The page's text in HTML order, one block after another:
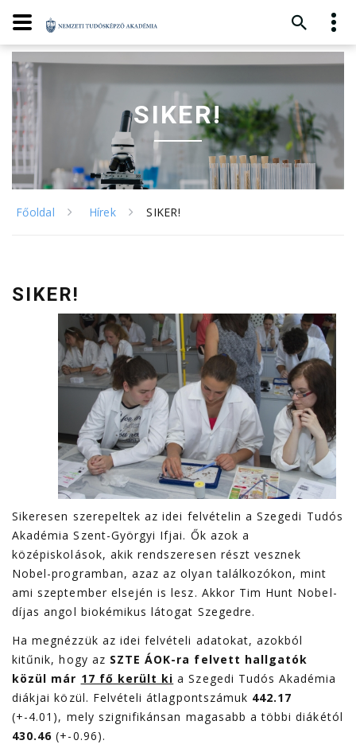
SIKER!
Főoldal Hírek SIKER!
SIKER!
Sikeresen szerepeltek az idei felvételin a Szegedi Tudós
Akadémia Szent-Györgyi Ifjai. Ők azok a
középiskolások, akik rendszeresen részt vesznek
Nobel-programban, azaz az olyan találkozókon, mint
ami szeptember elsején is lesz. Akkor Tim Hunt Nobel-
díjas angol biokémikus látogat Szegedre.
Ha megnézzük az idei felvételi adatokat, azokból
kitűnik, hogy az SZTE ÁOK-ra felvett hallgatók
közül már 17 fő került ki a Szegedi Tudós Akadémia
diákjai közül. Felvételi átlagpontszámuk 442.17
(+-4.01), mely szignifikánsan magasabb a többi diákétól
430.46 (+-0.96).